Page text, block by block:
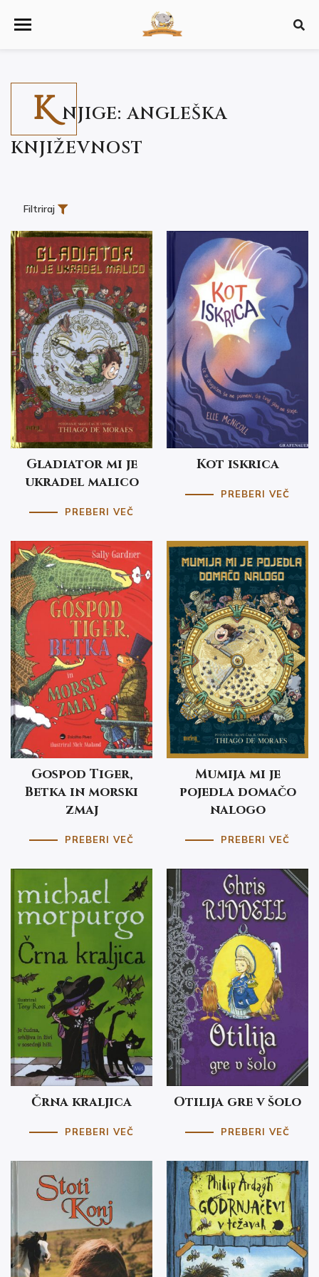
K NJIGE: ANGLEŠKA
KNJIŽEVNOST
Filtriraj
Gladiator mi je
ukradel malico
PREBERI VEČ
Kot iskrica
PREBERI VEČ
Gospod Tiger,
Betka in morski
zmaj
PREBERI VEČ
Mumija mi je
pojedla domačo
nalogo
PREBERI VEČ
Črna kraljica
PREBERI VEČ
Otilija gre v šolo
PREBERI VEČ